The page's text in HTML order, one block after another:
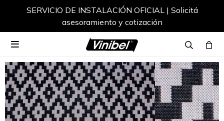
SERVICIO DE INSTALACIÓN OFICIAL | Solicitá
asesoramiento y cotización
